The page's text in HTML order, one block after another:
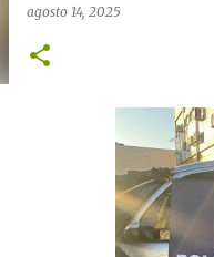
agosto 14, 2025